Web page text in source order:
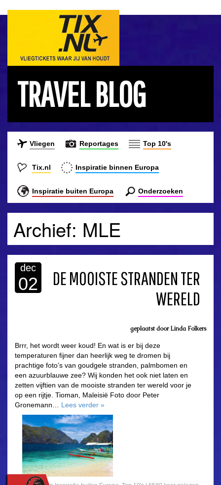
TRAVEL BLOG
Vliegen Reportages Top 10's
Tix.nl Inspiratie binnen Europa
Inspiratie buiten Europa Onderzoeken
Archief: MLE
dec
02
DE MOOISTE STRANDEN TER
WERELD
geplaatst doorLinda Folkers
Brrr, het wordt weer koud! En wat is er bij deze
temperaturen fijner dan heerlijk weg te dromen bij
prachtige foto’s van goudgele stranden, palmbomen en
een azuurblauwe zee? Wij konden het ook niet laten en
zetten vijftien van de mooiste stranden ter wereld voor je
op een rijtje. Tioman, Maleisië Foto door Peter
Gronemann… Lees verder »